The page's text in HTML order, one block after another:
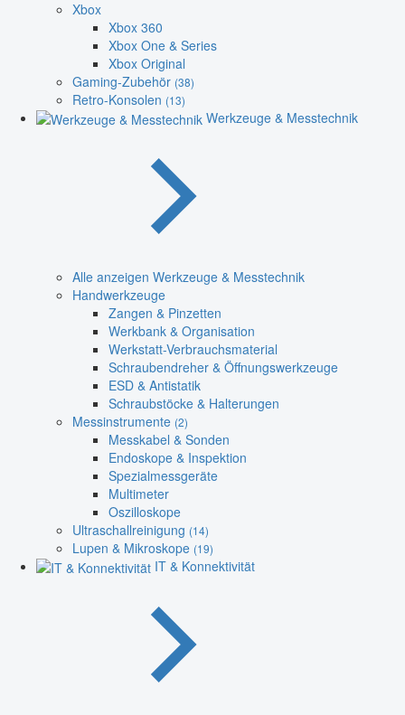
Xbox
Xbox 360
Xbox One & Series
Xbox Original
Gaming-Zubehör (38)
Retro-Konsolen (13)
Werkzeuge & Messtechnik
Alle anzeigen Werkzeuge & Messtechnik
Handwerkzeuge
Zangen & Pinzetten
Werkbank & Organisation
Werkstatt-Verbrauchsmaterial
Schraubendreher & Öffnungswerkzeuge
ESD & Antistatik
Schraubstöcke & Halterungen
Messinstrumente (2)
Messkabel & Sonden
Endoskope & Inspektion
Spezialmessgeräte
Multimeter
Oszilloskope
Ultraschallreinigung (14)
Lupen & Mikroskope (19)
IT & Konnektivität